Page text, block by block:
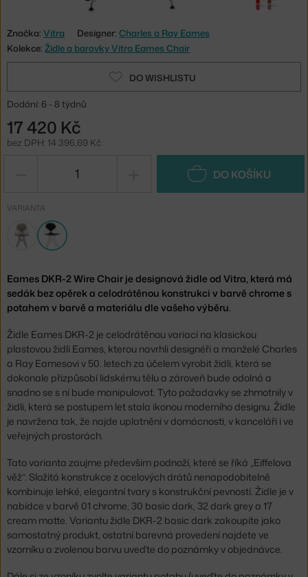
Značka: Vitra Designer: Charles a Ray Eames
Kolekce: Židle a barovky Vitra Eames Chair
DO WISHLISTU
Dodání: 6 - 8 týdnů
17 420 Kč
bez DPH: 14 396,69 Kč
DO KOŠÍKU
VARIANTA
Eames DKR-2 Wire Chair je designová židle od Vitra, která má
sedák bez opěrek a celodrátěnou konstrukci v barvě chrome s
potahem v barvě a materiálu dle vašeho výběru.
Židle Eames DKR-2 je celodrátěnou variací na klasickou
plastovou židli Eames, kterou navrhli designéři a manželé Charles
a Ray Eamesovi v 50. letech za účelem vyrobit židli, která se
dokonale přizpůsobí lidskému tělu a zároveň bude odolná a
snadno se s ní bude manipulovat. Tyto požadavky se zhmotnily v
židli, která se postupem let stala ikonou moderního designu. Židle
je navržena tak, že najde uplatnění v domácnosti, v kanceláři i ve
veřejných prostorách.
Tato varianta zaujme především podnoží, které se říká „Eiffelova
věž“. Složitá konstrukce z ocelových drátů nenapodobitelně
kombinuje lehké, elegantní tvary s konstrukční pevností. Židle je v
nabídce v barvě 01 chrome, 30 basic dark, 32 dark grey a 17
cream matte. Variantu židle DKR-2 basic dark zakoupíte jako
samostatný produkt, ostatní barevná provedení najdete ve
vzorníku a zvolenou barvu uveďte do poznámky v objednávce.